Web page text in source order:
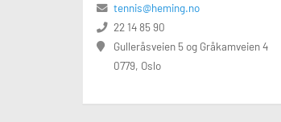
tennis@heming.no
22 14 85 90
Gulleråsveien 5 og Gråkamveien 4
0779, Oslo